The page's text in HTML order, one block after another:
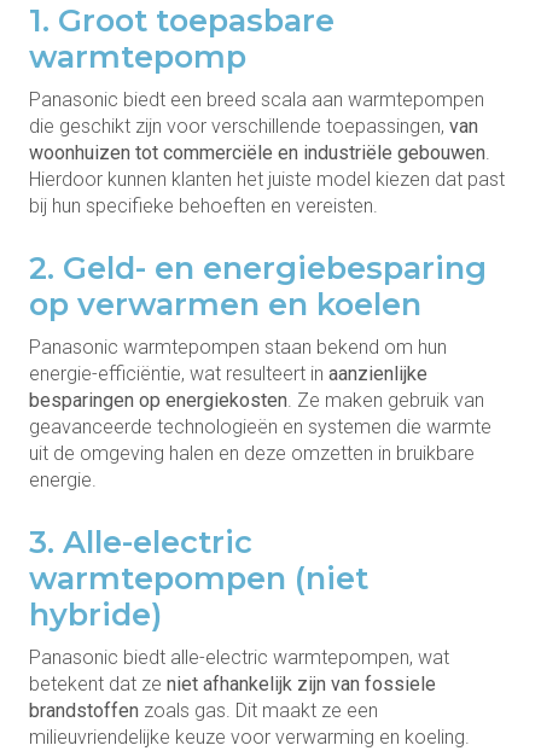
1. Groot toepasbare
warmtepomp
Panasonic biedt een breed scala aan warmtepompen
die geschikt zijn voor verschillende toepassingen, van
woonhuizen tot commerciële en industriële gebouwen.
Hierdoor kunnen klanten het juiste model kiezen dat past
bij hun specifieke behoeften en vereisten.
2. Geld- en energiebesparing
op verwarmen en koelen
Panasonic warmtepompen staan bekend om hun
energie-efficiëntie, wat resulteert in aanzienlijke
besparingen op energiekosten. Ze maken gebruik van
geavanceerde technologieën en systemen die warmte
uit de omgeving halen en deze omzetten in bruikbare
energie.
3. Alle-electric
warmtepompen (niet
hybride)
Panasonic biedt alle-electric warmtepompen, wat
betekent dat ze niet afhankelijk zijn van fossiele
brandstoffen zoals gas. Dit maakt ze een
milieuvriendelijke keuze voor verwarming en koeling.